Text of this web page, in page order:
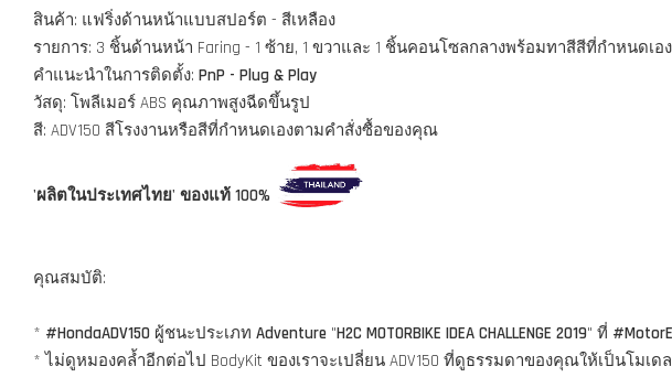
สินค้า: แฟริ่งด้านหน้าแบบสปอร์ต - สีเหลือง
รายการ: 3 ชิ้นด้านหน้า Faring - 1 ซ้าย, 1 ขวาและ 1 ชิ้นคอนโซลกลางพร้อมทาสีสีที่กำหนดเอง
คำแนะนำในการติดตั้ง: PnP - Plug & Play
วัสดุ: โพลีเมอร์ ABS คุณภาพสูงฉีดขึ้นรูป
สี: ADV150 สีโรงงานหรือสีที่กำหนดเองตามคำสั่งซื้อของคุณ
'ผลิตในประเทศไทย' ของแท้ 100%
คุณสมบัติ:
* #HondaADV150 ผู้ชนะประเภท Adventure "H2C MOTORBIKE IDEA CHALLENGE 2019" ที่
* ไม่ดูหมองคล้ำอีกต่อไป BodyKit ของเราจะเปลี่ยน ADV150 ที่ดูธรรมดาของคุณให้เป็น